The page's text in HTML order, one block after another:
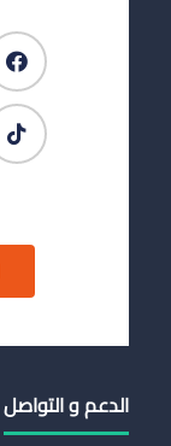
الدعم و التواصل